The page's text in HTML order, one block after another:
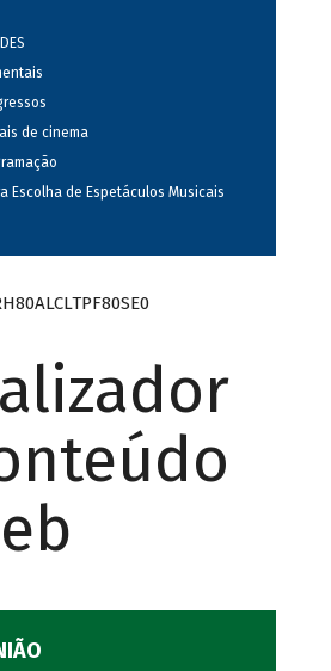
de cinema
Escolha de Espetáculos Musicais